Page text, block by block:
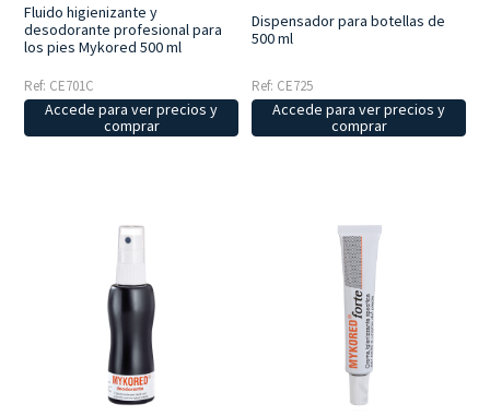
Fluido higienizante y
desodorante profesional para
los pies Mykored 500 ml
Ref: CE701C
Accede para ver precios y
comprar
Dispensador para botellas de
500 ml
Ref: CE725
Accede para ver precios y
comprar